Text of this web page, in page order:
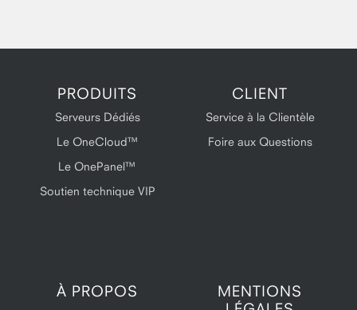
PRODUITS
Serveurs Dédiés
Le OneCloud™
Le OnePanel™
Soutien technique VIP
CLIENT
Service à la Clientèle
Foire aux Questions
À PROPOS
MENTIONS